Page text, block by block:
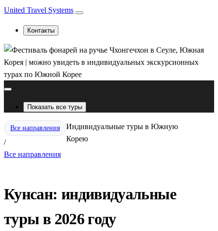
United Travel Systems
Контакты
Показать все туры
Все направления
/
Индивидуальные туры в Южную
Корею
Все направления
Кунсан: индивидуальные
туры в 2026 году